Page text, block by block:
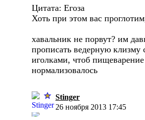
Цитата: Егоза
Хоть при этом вас
хавальник не порвут? им
прописать ведерную
иголками, чтоб пищеварение
нормализовалось
Stinger
26 ноября 2013 17:45